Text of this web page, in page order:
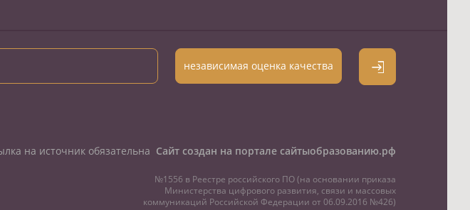
независимая оценка качества
на источник обязательна Сайт создан на портале сайтыобразованию.рф
№1556 в Реестре российского ПО (на основании приказа
Министерства цифрового развития, связи и массовых
коммуникаций Российской Федерации от 06.09.2016 №426)